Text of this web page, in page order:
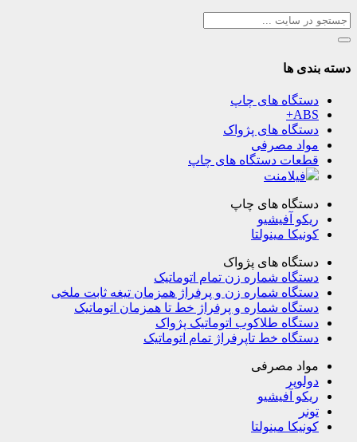
دسته بندی ها
دستگاه های چاپ
ABS+
دستگاه های پژواک
مواد مصرفی
قطعات دستگاه های چاپ
فیلامنت
دستگاه های چاپ
ریکو آفیشیو
کونیکا مینولتا
دستگاه های پژواک
دستگاه شماره زن تمام اتوماتیک
دستگاه شماره زن و پرفراژ همزمان تیغه ثابت ملخی
دستگاه شماره و پرفراژ خط تا همزمان اتوماتیک
دستگاه طلاکوب اتوماتیک پژواک
دستگاه خط تاپرفراژ تمام اتوماتیک
مواد مصرفی
دولوپر
ریکو آفیشیو
تونر
کونیکا مینولتا